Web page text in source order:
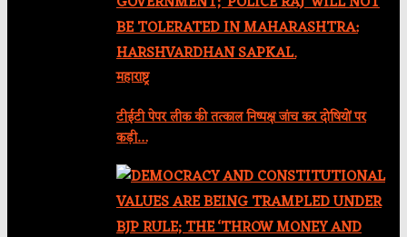
महाराष्ट्र
टीईटी पेपर लीक की तत्काल निष्पक्ष जांच कर दोषियों पर
कड़ी…